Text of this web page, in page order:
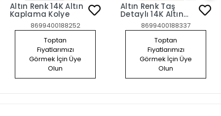
Altın Renk 14K Altın
Kaplama Kolye
8699400188252
Toptan
Fiyatlarımızı
Görmek İçin Üye
Olun
Altın Renk Taş
Detaylı 14K Altın
Kaplama Kolye
8699400188337
Toptan
Fiyatlarımızı
Görmek İçin Üye
Olun